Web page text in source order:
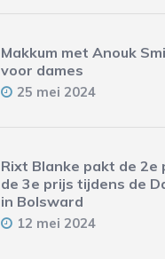
Makkum met Anouk
voor dames
25 mei 2024
Rixt Blanke pakt de 2e
de 3e prijs tijdens de
in Bolsward
12 mei 2024